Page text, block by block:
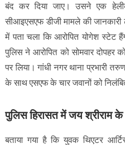
बंद कर दिया जाए। उसने एक
सीआइएसएफ डीजी मामले की
में पता चला कि आरोपित योगेश स्टेट
पुलिस ने आरोपित को सोमवार दोपहर
पर लिया। गांधी नगर थाना प्रभारी
के साथ एसएफ के चार जवानों को
पुलिस हिरासत में जय श्रीराम के
बताया गया है कि युवक थिएटर